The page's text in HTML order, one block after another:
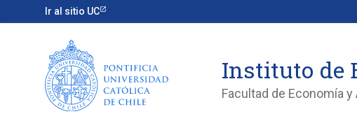
Ir al sitio UC
Instituto de
Facultad de Economía